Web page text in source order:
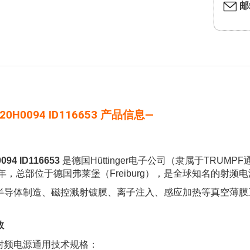
邮
ID116653 产品信息—
ID116653 是德国Hüttinger电子公司（隶属于TRUMPF
，总部位于德国弗莱堡（Freiburg），是全球知名的射频电
导体制造、磁控溅射镀膜、离子注入、感应加热等真空薄
电源通用技术规格：